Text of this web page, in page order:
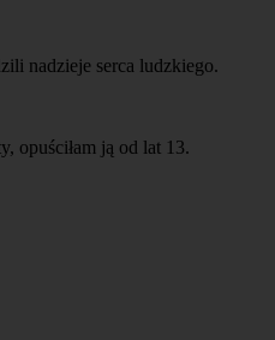
nadzieje serca ludzkiego.
opuściłam ją od lat 13.